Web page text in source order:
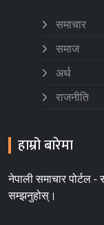
समाचार
समाज
अर्थ
राजनीति
हाम्रो बारेमा
नेपाली समाचार पोर्टल -
सम्झनुहोस्।